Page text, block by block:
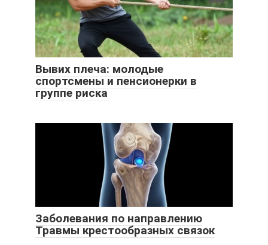
Вывих плеча: молодые
спортсмены и пенсионерки в
группе риска
Заболевания по направлению
Травмы крестообразных связок